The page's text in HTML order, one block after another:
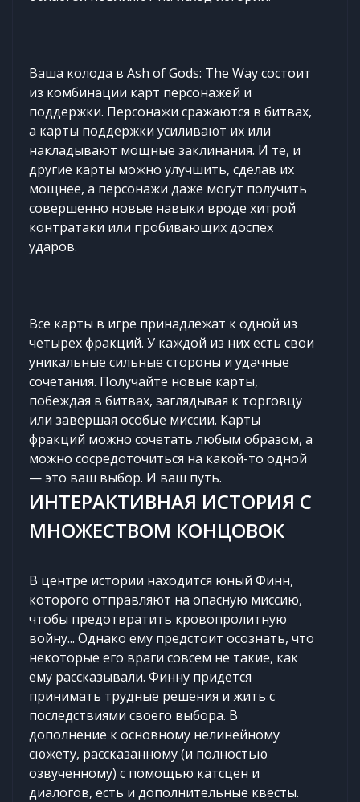
Ваша колода в Ash of Gods: The Way состоит
из комбинации карт персонажей и
поддержки. Персонажи сражаются в битвах,
а карты поддержки усиливают их или
накладывают мощные заклинания. И те, и
другие карты можно улучшить, сделав их
мощнее, а персонажи даже могут получить
совершенно новые навыки вроде хитрой
контратаки или пробивающих доспех
ударов.
Все карты в игре принадлежат к одной из
четырех фракций. У каждой из них есть свои
уникальные сильные стороны и удачные
сочетания. Получайте новые карты,
побеждая в битвах, заглядывая к торговцу
или завершая особые миссии. Карты
фракций можно сочетать любым образом, а
можно сосредоточиться на какой-то одной
— это ваш выбор. И ваш путь.
ИНТЕРАКТИВНАЯ ИСТОРИЯ С
МНОЖЕСТВОМ КОНЦОВОК
В центре истории находится юный Финн,
которого отправляют на опасную миссию,
чтобы предотвратить кровопролитную
войну... Однако ему предстоит осознать, что
некоторые его враги совсем не такие, как
ему рассказывали. Финну придется
принимать трудные решения и жить с
последствиями своего выбора. В
дополнение к основному нелинейному
сюжету, рассказанному (и полностью
озвученному) с помощью катсцен и
диалогов, есть и дополнительные квесты.